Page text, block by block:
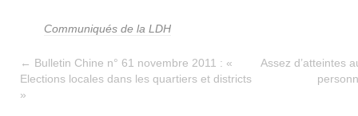
Communiqués de la LDH
← Bulletin Chine n° 61 novembre 2011 : «
Elections locales dans les quartiers et districts
»
Assez d’atteintes